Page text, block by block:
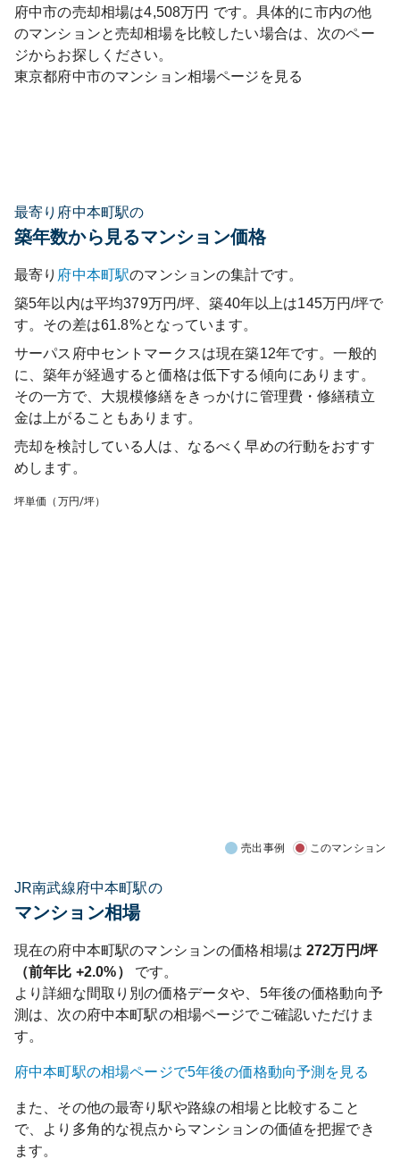
府中市の売却相場は4,508万円 です。具体的に市内の他
のマンションと売却相場を比較したい場合は、次のペー
ジからお探しください。
東京都府中市のマンション相場ページを見る
最寄り府中本町駅の
築年数から見るマンション価格
最寄り 府中本町駅のマンションの集計です。
築5年以内は平均379万円/坪、築40年以上は145万円/坪で
す。その差は61.8%となっています。
サーパス府中セントマークスは現在築12年です。一般的
に、築年が経過すると価格は低下する傾向にあります。
その一方で、大規模修繕をきっかけに管理費・修繕積立
金は上がることもあります。
売却を検討している人は、なるべく早めの行動をおすす
めします。
坪単価（万円/坪）
売出事例 このマンション
JR南武線府中本町駅の
マンション相場
現在の府中本町駅のマンションの価格相場は 272万円/坪
（前年比 +2.0%）
です。
より詳細な間取り別の価格データや、5年後の価格動向予
測は、次の府中本町駅の相場ページでご確認いただけま
す。
府中本町駅の相場ページで5年後の価格動向予測を見る
また、その他の最寄り駅や路線の相場と比較すること
で、より多角的な視点からマンションの価値を把握でき
ます。